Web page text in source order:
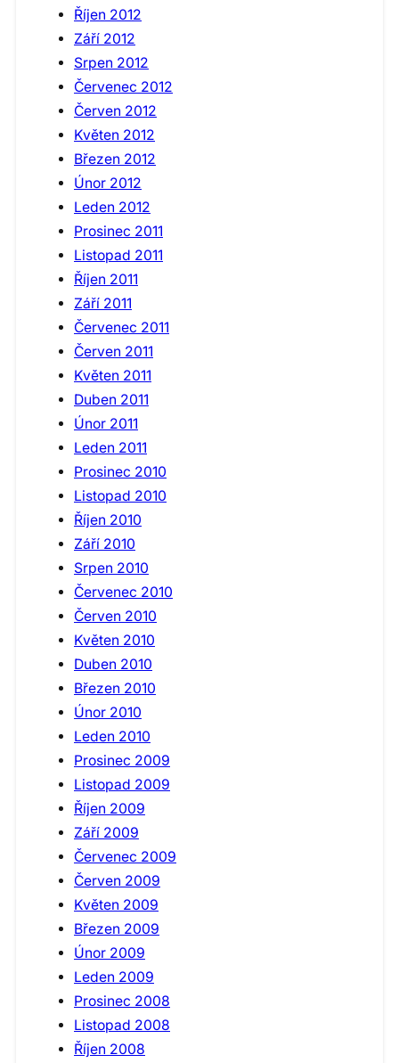
Říjen 2012
Září 2012
Srpen 2012
Červenec 2012
Červen 2012
Květen 2012
Březen 2012
Únor 2012
Leden 2012
Prosinec 2011
Listopad 2011
Říjen 2011
Září 2011
Červenec 2011
Červen 2011
Květen 2011
Duben 2011
Únor 2011
Leden 2011
Prosinec 2010
Listopad 2010
Říjen 2010
Září 2010
Srpen 2010
Červenec 2010
Červen 2010
Květen 2010
Duben 2010
Březen 2010
Únor 2010
Leden 2010
Prosinec 2009
Listopad 2009
Říjen 2009
Září 2009
Červenec 2009
Červen 2009
Květen 2009
Březen 2009
Únor 2009
Leden 2009
Prosinec 2008
Listopad 2008
Říjen 2008